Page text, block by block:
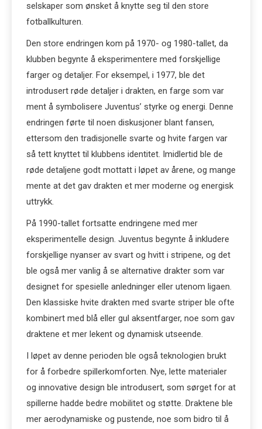
selskaper som ønsket å knytte seg til den store
fotballkulturen.
Den store endringen kom på 1970- og 1980-tallet, da
klubben begynte å eksperimentere med forskjellige
farger og detaljer. For eksempel, i 1977, ble det
introdusert røde detaljer i drakten, en farge som var
ment å symbolisere Juventus’ styrke og energi. Denne
endringen førte til noen diskusjoner blant fansen,
ettersom den tradisjonelle svarte og hvite fargen var
så tett knyttet til klubbens identitet. Imidlertid ble de
røde detaljene godt mottatt i løpet av årene, og mange
mente at det gav drakten et mer moderne og energisk
uttrykk.
På 1990-tallet fortsatte endringene med mer
eksperimentelle design. Juventus begynte å inkludere
forskjellige nyanser av svart og hvitt i stripene, og det
ble også mer vanlig å se alternative drakter som var
designet for spesielle anledninger eller utenom ligaen.
Den klassiske hvite drakten med svarte striper ble ofte
kombinert med blå eller gul aksentfarger, noe som gav
draktene et mer lekent og dynamisk utseende.
I løpet av denne perioden ble også teknologien brukt
for å forbedre spillerkomforten. Nye, lette materialer
og innovative design ble introdusert, som sørget for at
spillerne hadde bedre mobilitet og støtte. Draktene ble
mer aerodynamiske og pustende, noe som bidro til å